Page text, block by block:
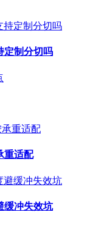
定制分切吗
重适配
缓冲失效坑